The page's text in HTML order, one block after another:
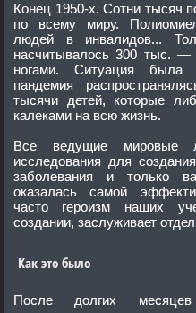
Конец 1950-х. Сотни тысяч погибших и
по всему миру.
людей в инвалидов... Только в США в 1956 г. их
насчитывалось 300 тыс. — с
ногами. Ситуация была
пандемия
тысячи детей, которые
калеками на всю жизнь.
Все ведущие мировые
исследования для создания
заболевания и только вакцина, созданная в СССР,
оказалась самой эффективной.
часто героизм наших ученых, проявленный при ее
Как это было
После долгих